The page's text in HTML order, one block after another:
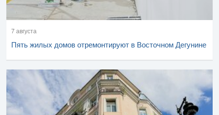
7 августа
Пять жилых домов отремонтируют в Восточном Дегунине